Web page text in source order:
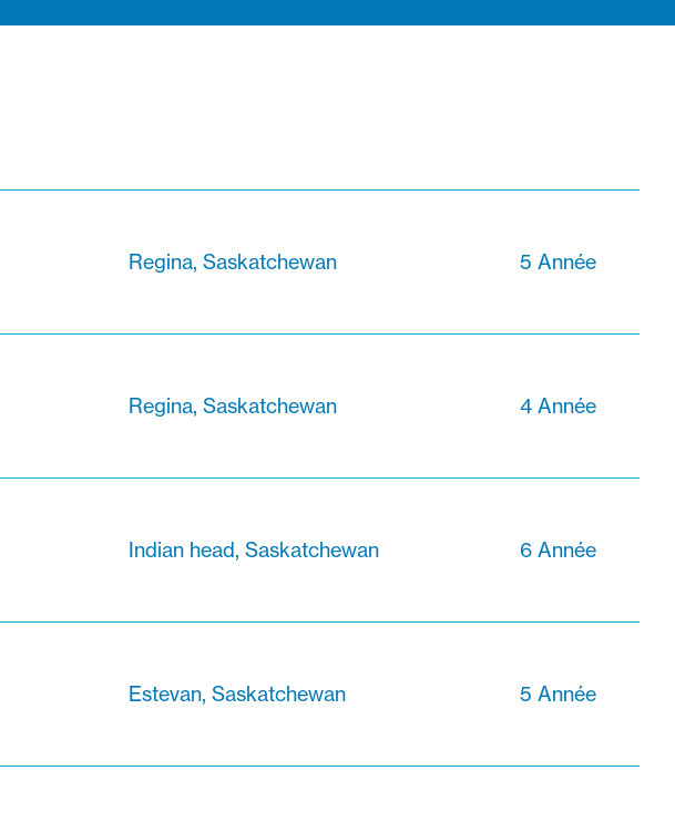
Regina, Saskatchewan 5 Année
Regina, Saskatchewan 4 Année
Indian head, Saskatchewan 6 Année
Estevan, Saskatchewan 5 Année